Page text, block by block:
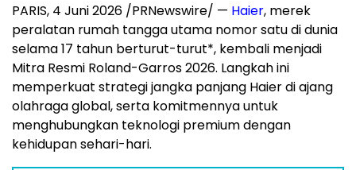
PARIS, 4 Juni 2026 /PRNewswire/ — Haier, merek
peralatan rumah tangga utama nomor satu di dunia
selama 17 tahun berturut-turut*, kembali menjadi
Mitra Resmi Roland-Garros 2026. Langkah ini
memperkuat strategi jangka panjang Haier di ajang
olahraga global, serta komitmennya untuk
menghubungkan teknologi premium dengan
kehidupan sehari-hari.